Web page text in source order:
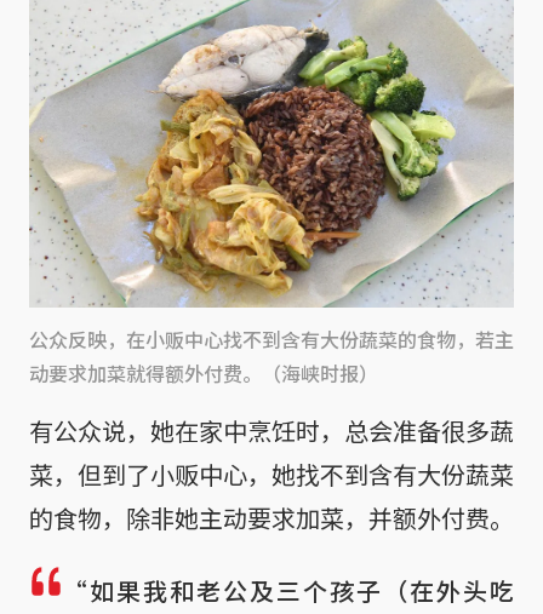
公众反映，在小贩中心找不到含有大份蔬菜的食物，若主
动要求加菜就得额外付费。（海峡时报）
有公众说，她在家中烹饪时，总会准备很多蔬
菜，但到了小贩中心，她找不到含有大份蔬菜
的食物，除非她主动要求加菜，并额外付费。
“如果我和老公及三个孩子（在外头吃